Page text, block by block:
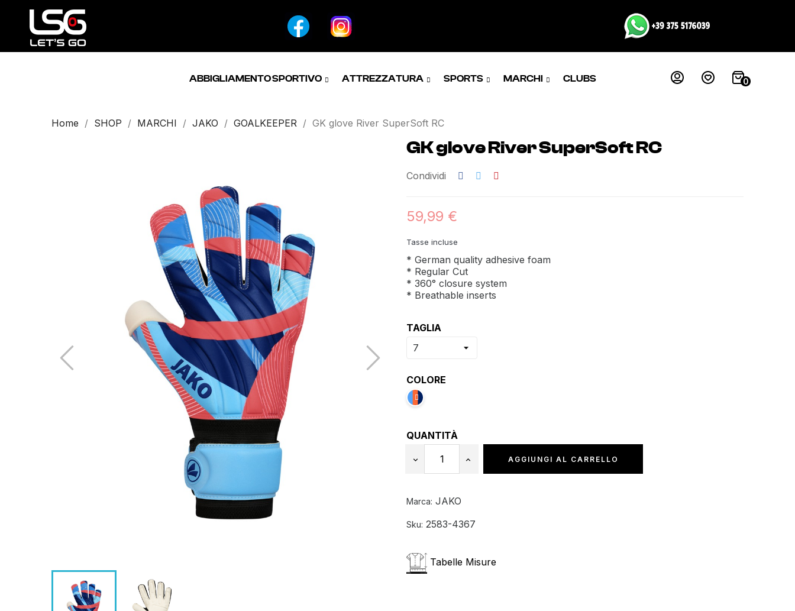
ABBIGLIAMENTO SPORTIVO ATTREZZATURA SPORTS MARCHI CLUBS 0
Home SHOP MARCHI JAKO GOALKEEPER GK glove River SuperSoft RC
GK glove River SuperSoft RC
Condividi
59,99 €
Tasse incluse
* German quality adhesive foam
* Regular Cut
* 360° closure system
* Breathable inserts
TAGLIA
COLORE
QUANTITÀ
AGGIUNGI AL CARRELLO
Marca: JAKO
Sku: 2583-4367
Tabelle Misure